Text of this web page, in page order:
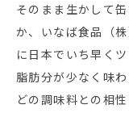
そのまま生かして
か、いなば食品（
に日本でいち早く
脂肪分が少なく味
どの調味料との相